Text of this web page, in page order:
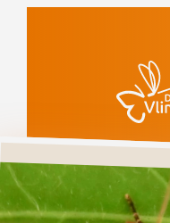
Vlinders
aarduil